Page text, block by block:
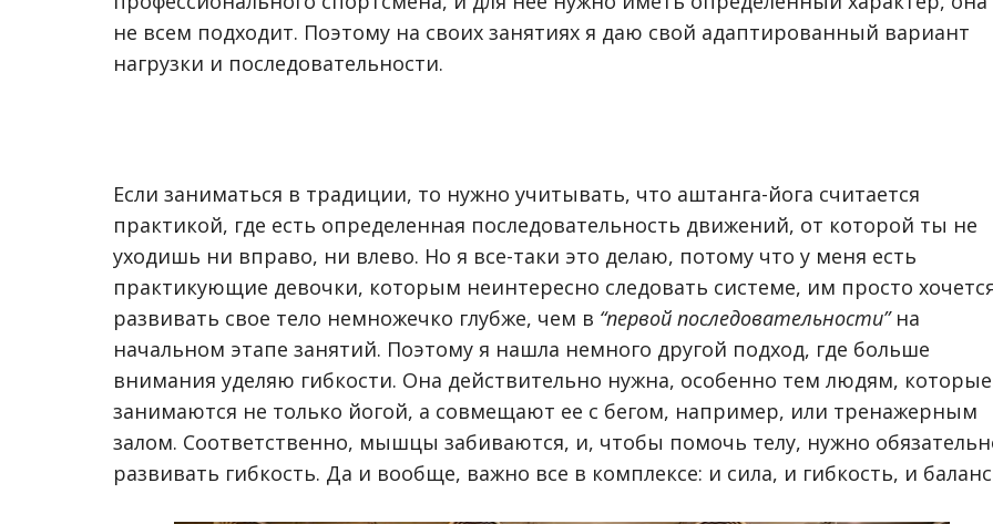
не всем подходит. Поэтому на своих занятиях я даю свой адаптированный вариант
нагрузки и последовательности.
Если заниматься в традиции, то нужно учитывать, что аштанга-йога считается
практикой, где есть определенная последовательность движений, от которой ты не
уходишь ни вправо, ни влево. Но я все-таки это делаю, потому что у меня есть
практикующие девочки, которым неинтересно следовать системе, им просто
развивать свое тело немножечко глубже, чем в “первой последовательности”на
начальном этапе занятий. Поэтому я нашла немного другой подход, где больше
внимания уделяю гибкости. Она действительно нужна, особенно тем людям, которые
занимаются не только йогой, а совмещают ее с бегом, например, или тренажерным
залом. Соответственно, мышцы забиваются, и, чтобы помочь телу, нужно
развивать гибкость. Да и вообще, важно все в комплексе: и сила, и гибкость, и